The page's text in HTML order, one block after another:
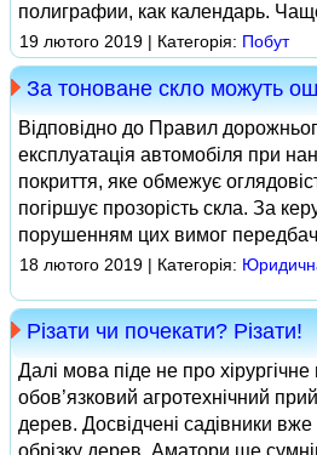
полиграфии, как календарь.
19 лютого 2019 | Категорія: Побут
За тоноване скло можуть
Відповідно до Правил
експлуатація автомобіля при
покриття, яке обмежує
погіршує прозорість скла. За
порушенням цих вимог
18 лютого 2019 | Категорія:
Різати чи почекати? Різати!
Далі мова піде не про
обов’язковий агротехнічний
дерев. Досвідчені садівники
обрізку дерев. Аматори ще